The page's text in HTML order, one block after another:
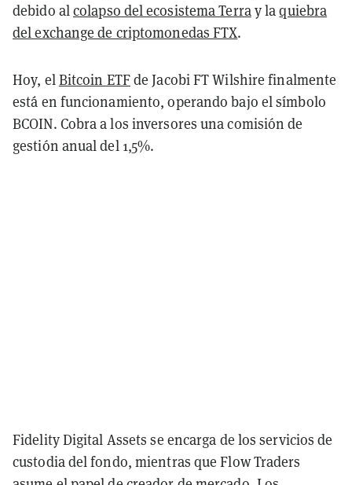
debido alcolapso del ecosistema Terray laquiebra
del exchange de criptomonedas FTX.
Hoy, elBitcoin ETFde Jacobi FT Wilshire finalmente
está en funcionamiento, operando bajo el símbolo
BCOIN. Cobra a los inversores una comisión de
gestión anual del 1,5%.
Fidelity Digital Assets se encarga de los servicios de
custodia del fondo, mientras que Flow Traders